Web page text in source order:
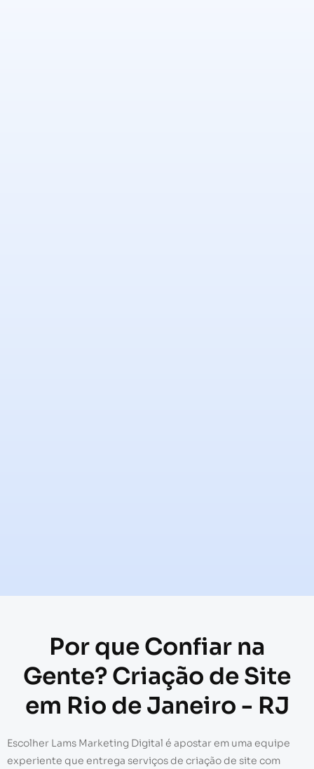
Por que Confiar na
Gente? Criação de Site
em Rio de Janeiro - RJ
Escolher Lams Marketing Digital é apostar em uma equipe
experiente que entrega serviços de criação de site com